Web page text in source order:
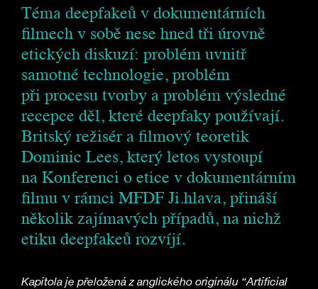
Téma deepfakeů v dokumentárních
filmech v sobě nese hned tři úrovně
etických diskuzí: problém uvnitř
samotné technologie, problém
při procesu tvorby a problém výsledné
recepce děl, které deepfaky používají.
Britský režisér a filmový teoretik
Dominic Lees, který letos vystoupí
na Konferenci o etice v dokumentárním
filmu v rámci MFDF Ji.hlava, přináší
několik zajímavých případů, na nichž
etiku deepfakeů rozvíjí.
Kapitola je přeložená z anglického originálu “Artificial